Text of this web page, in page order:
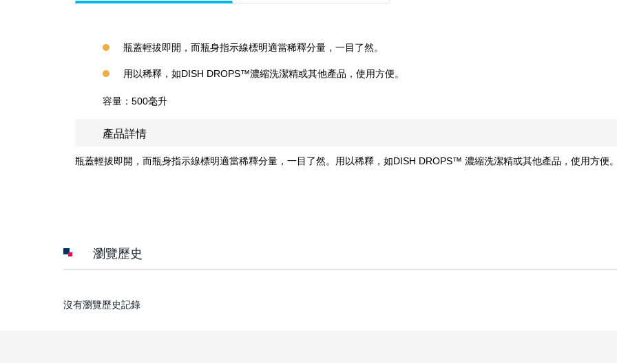
瓶蓋輕拔即開，而瓶身指示線標明適當稀釋分量，一目了然。
用以稀釋，如DISH DROPS™濃縮洗潔精或其他產品，使用方便。
容量：500毫升
產品詳情
瓶蓋輕拔即開，而瓶身指示線標明適當稀釋分量，一目了然。用以稀釋，如DISH DROPS™ 濃縮洗潔精或其他產品，使用方便
瀏覽歷史
沒有瀏覽歷史記錄